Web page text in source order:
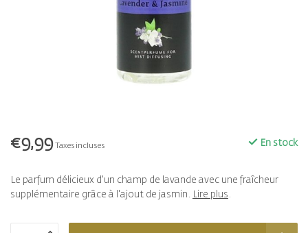
€9,99 Taxes incluses En stock
Le parfum délicieux d'un champ de lavande avec une fraîcheur
supplémentaire grâce à l'ajout de jasmin. Lire plus .